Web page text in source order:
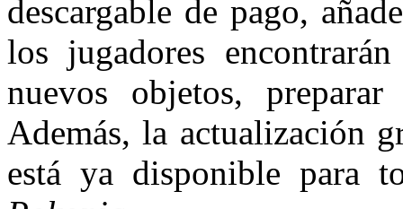
descargable de pago,
los jugadores
nuevos objetos,
Además, la actualización
está ya disponible para